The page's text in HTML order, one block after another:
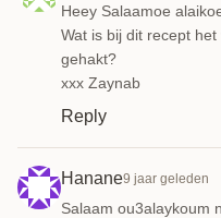
Heey Salaamoe
Wat is bij dit recept
gehakt?
xxx Zaynab
Reply
Hanane9 jaar geleden
Salaam ou3alaykoum